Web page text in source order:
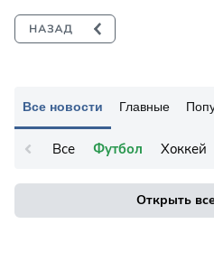
Все новости Главные
Все Футбол Хоккей
Открыть